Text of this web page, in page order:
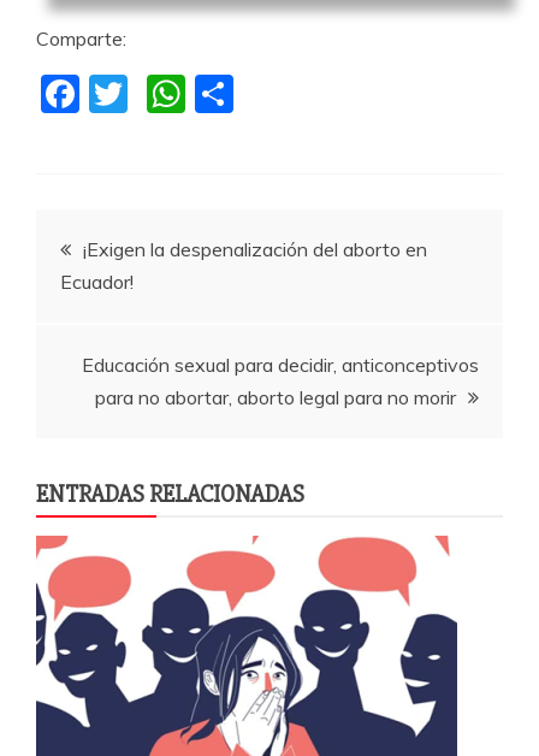
Comparte:
F
b
o
k
T
W
A a
Navegación
entradas
¡Exigen la despenalización del aborto en
Ecuador!
Educación sexual para decidir, anticonceptivos
para no abortar, aborto legal para no morir
ENTRADAS RELACIONADAS